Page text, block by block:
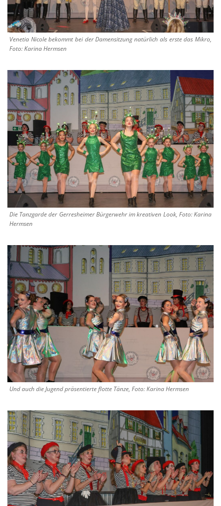
Venetia Nicole bekommt bei der Damensitzung natürlich als erste das Mikro,
Foto: Karina Hermsen
Die Tanzgarde der Gerresheimer Bürgerwehr im kreativen Look, Foto: Karina
Hermsen
Und auch die Jugend präsentierte flotte Tänze, Foto: Karina Hermsen